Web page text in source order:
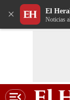
× El
Noticias